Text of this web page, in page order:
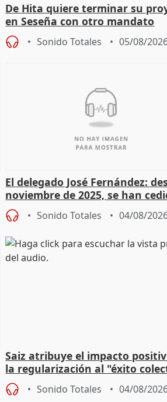
De Hita quiere terminar su
en Seseña con otro mandato
Sonido Totales 05/08/
El delegado José Fernández:
noviembre de 2025, se han
9.810 ayudas por nacimiento
Sonido Totales 04/08/
Saiz atribuye el impacto
la regularización al "éxito
del Gobierno
Sonido Totales 04/08/